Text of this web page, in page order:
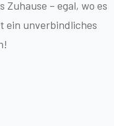
– egal, wo es
ein unverbindliches